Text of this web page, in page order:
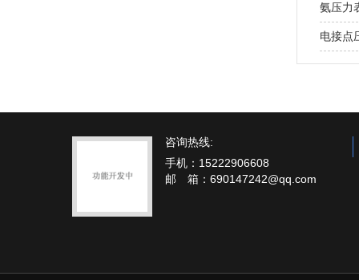
氨压力
电接点
咨询热线:
手机：15222906608
邮 箱：690147242@qq.com